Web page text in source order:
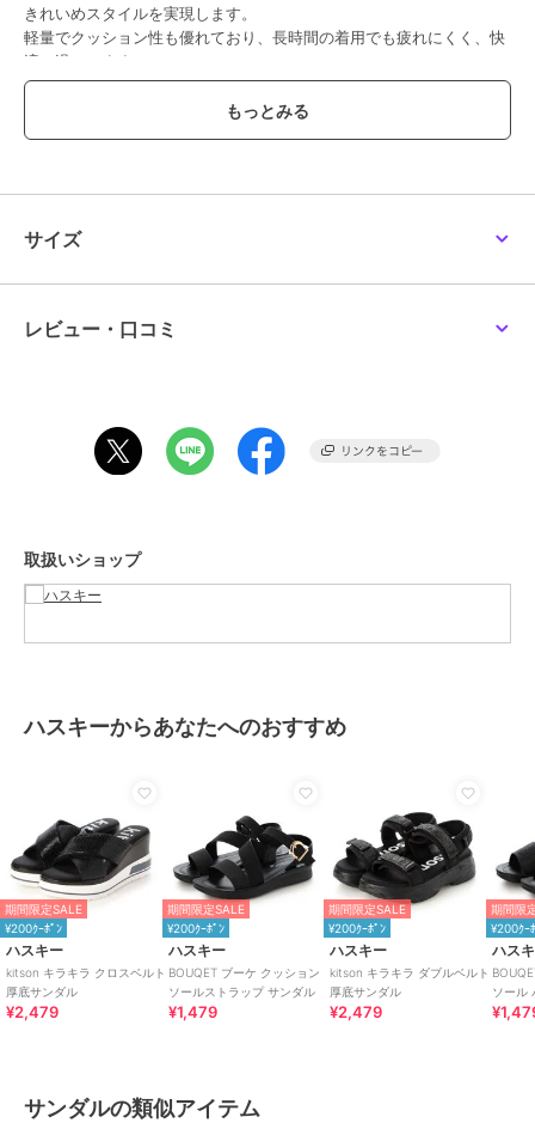
きれいめスタイルを実現します。
軽量でクッション性も優れており、長時間の着用でも疲れにくく、快
適に過ごせます。
バックストラップが足をしっかりと支え、安定感を提供しつつ、カジ
ュアルなデニムコーデにもマッチします。
上品さとカジュアルさを兼ね備えた春夏のコーディネートに欠かせな
いアイテムです。
りと見せる効果もあります。
イズダウンでも良さそうです。
しているkitson』は国内でも高い支持を受けており、そのkitsonファ
ンの中にはセレブリティやモデルも多く、彼女達が身につけた事で、
ブランド ハスキー
サンダル
性別タイプ
レディース
シューズ ／ サンダル
カラー BLACK、BEIGE、LIME
サイズ 4サイズ展開
素材
アッパー:ポリウレタン、アウトソ
ール：ポリウレタン
商品のお取り扱い方法
サイズ
レビュー・口コミ
取扱いショップ
ハスキーからあなたへのおすすめ
期間限定SALE
¥200ｸｰﾎﾟﾝ
ハスキー
kitson キラキラ クロスベルト
厚底サンダル
¥2,479
期間限定SALE
¥200ｸｰﾎﾟﾝ
ハスキー
BOUQET ブーケ クッション
ソールストラップ サンダル
¥1,479
期間限定SALE
¥200ｸｰﾎﾟﾝ
ハスキー
kitson キラキラ ダブルベルト
厚底サンダル
¥2,479
期間限
¥200ｸｰ
ハス
ソール パンチング オープン
トゥ サ
サンダルの類似アイテム